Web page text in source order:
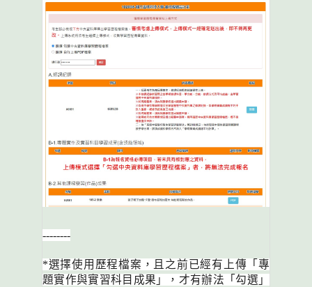
--------
*選擇使用歷程檔案，且之前已經有上傳「專
題實作與實習科目成果」，才有辦法「勾選」